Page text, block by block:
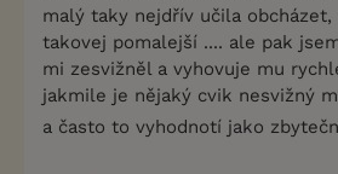
malý taky nejdřív učila obcházet,
takovej pomalejší .... ale pak
mi zesvižněl a vyhovuje mu
jakmile je nějaký cvik nesvižný
a často to vyhodnotí jako